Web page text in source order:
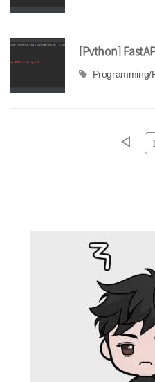
[Python]
REST API 개발
Programming/
1